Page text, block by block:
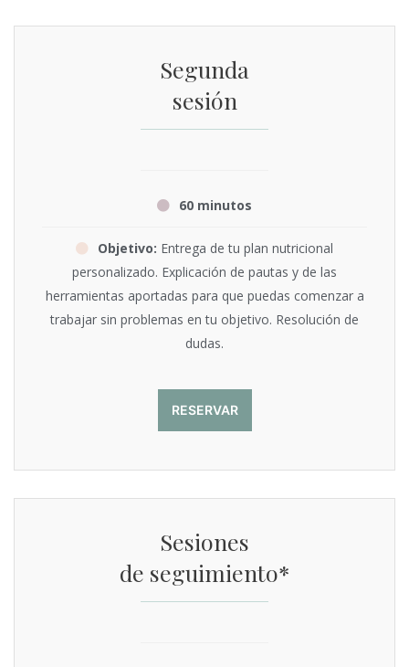
Segunda
sesión
60 minutos
Objetivo: Entrega de tu plan nutricional
personalizado. Explicación de pautas y de las
herramientas aportadas para que puedas comenzar a
trabajar sin problemas en tu objetivo. Resolución de
dudas.
RESERVAR
Sesiones
de seguimiento*